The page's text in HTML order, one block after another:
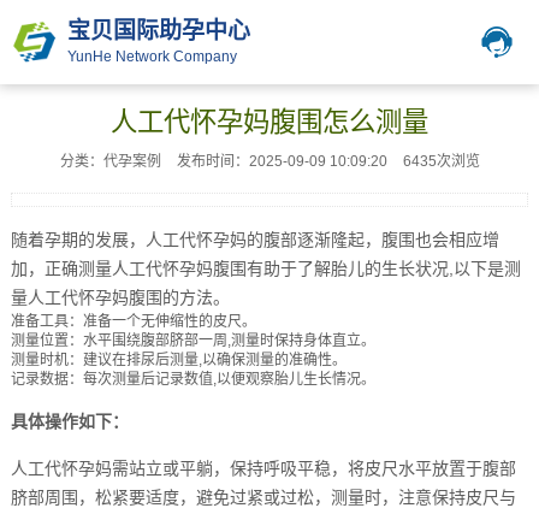
宝贝国际助孕中心
YunHe Network Company
人工代怀孕妈腹围怎么测量
分类：代孕案例 发布时间：2025-09-09 10:09:20 6435次浏览
随着孕期的发展，人工代怀孕妈的腹部逐渐隆起，腹围也会相应增
加，正确测量人工代怀孕妈腹围有助于了解胎儿的生长状况,以下是测
量人工代怀孕妈腹围的方法。
准备工具：准备一个无伸缩性的皮尺。
测量位置：水平围绕腹部脐部一周,测量时保持身体直立。
测量时机：建议在排尿后测量,以确保测量的准确性。
记录数据：每次测量后记录数值,以便观察胎儿生长情况。
具体操作如下：
人工代怀孕妈需站立或平躺，保持呼吸平稳，将皮尺水平放置于腹部
脐部周围，松紧要适度，避免过紧或过松，测量时，注意保持皮尺与